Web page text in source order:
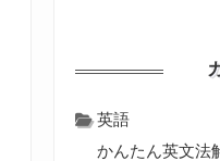
英語
かんたん英文法